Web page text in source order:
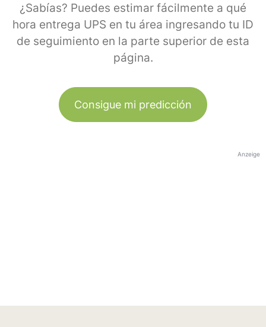
¿Sabías? Puedes estimar fácilmente a qué
hora entrega UPS en tu área ingresando tu ID
de seguimiento en la parte superior de esta
página.
Consigue mi predicción
Anzeige